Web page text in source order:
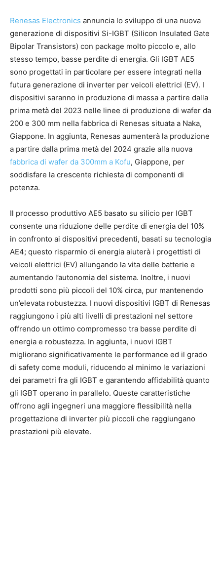
Renesas Electronics annuncia lo sviluppo di una nuova
generazione di dispositivi Si-IGBT (Silicon Insulated Gate
Bipolar Transistors) con package molto piccolo e, allo
stesso tempo, basse perdite di energia. Gli IGBT AE5
sono progettati in particolare per essere integrati nella
futura generazione di inverter per veicoli elettrici (EV). I
dispositivi saranno in produzione di massa a partire dalla
prima metà del 2023 nelle linee di produzione di wafer da
200 e 300 mm nella fabbrica di Renesas situata a Naka,
Giappone. In aggiunta, Renesas aumenterà la produzione
a partire dalla prima metà del 2024 grazie alla nuova
fabbrica di wafer da 300mm a Kofu, Giappone, per
soddisfare la crescente richiesta di componenti di
potenza.
Il processo produttivo AE5 basato su silicio per IGBT
consente una riduzione delle perdite di energia del 10%
in confronto ai dispositivi precedenti, basati su tecnologia
AE4; questo risparmio di energia aiuterà i progettisti di
veicoli elettrici (EV) allungando la vita delle batterie e
aumentando l’autonomia del sistema. Inoltre, i nuovi
prodotti sono più piccoli del 10% circa, pur mantenendo
un’elevata robustezza. I nuovi dispositivi IGBT di Renesas
raggiungono i più alti livelli di prestazioni nel settore
offrendo un ottimo compromesso tra basse perdite di
energia e robustezza. In aggiunta, i nuovi IGBT
migliorano significativamente le performance ed il grado
di safety come moduli, riducendo al minimo le variazioni
dei parametri fra gli IGBT e garantendo affidabilità quanto
gli IGBT operano in parallelo. Queste caratteristiche
offrono agli ingegneri una maggiore flessibilità nella
progettazione di inverter più piccoli che raggiungano
prestazioni più elevate.